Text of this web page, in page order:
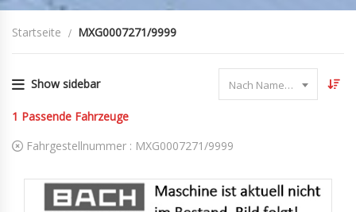
Startseite MXG0007271/9999
Show sidebar Nach Name sortieren
1 Passende Fahrzeuge
Fahrgestellnummer : MXG0007271/9999